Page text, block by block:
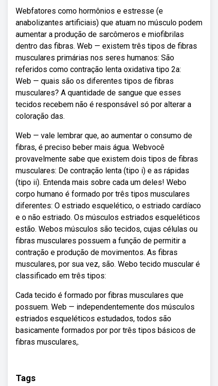
Webfatores como hormônios e estresse (e
anabolizantes artificiais) que atuam no músculo podem
aumentar a produção de sarcômeros e miofibrilas
dentro das fibras. Web — existem três tipos de fibras
musculares primárias nos seres humanos: São
referidos como contração lenta oxidativa tipo 2a:
Web — quais são os diferentes tipos de fibras
musculares? A quantidade de sangue que esses
tecidos recebem não é responsável só por alterar a
coloração das.
Web — vale lembrar que, ao aumentar o consumo de
fibras, é preciso beber mais água. Webvocê
provavelmente sabe que existem dois tipos de fibras
musculares: De contração lenta (tipo i) e as rápidas
(tipo ii). Entenda mais sobre cada um deles! Webo
corpo humano é formado por três tipos musculares
diferentes: O estriado esquelético, o estriado cardíaco
e o não estriado. Os músculos estriados esqueléticos
estão. Webos músculos são tecidos, cujas células ou
fibras musculares possuem a função de permitir a
contração e produção de movimentos. As fibras
musculares, por sua vez, são. Webo tecido muscular é
classificado em três tipos:
Cada tecido é formado por fibras musculares que
possuem. Web — independentemente dos músculos
estriados esqueléticos estudados, todos são
basicamente formados por por três tipos básicos de
fibras musculares,.
Tags